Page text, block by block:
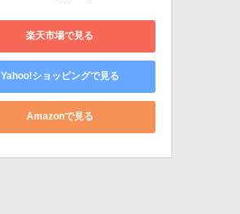
楽天市場で見る
Yahoo!ショッピングで見る
Amazonで見る